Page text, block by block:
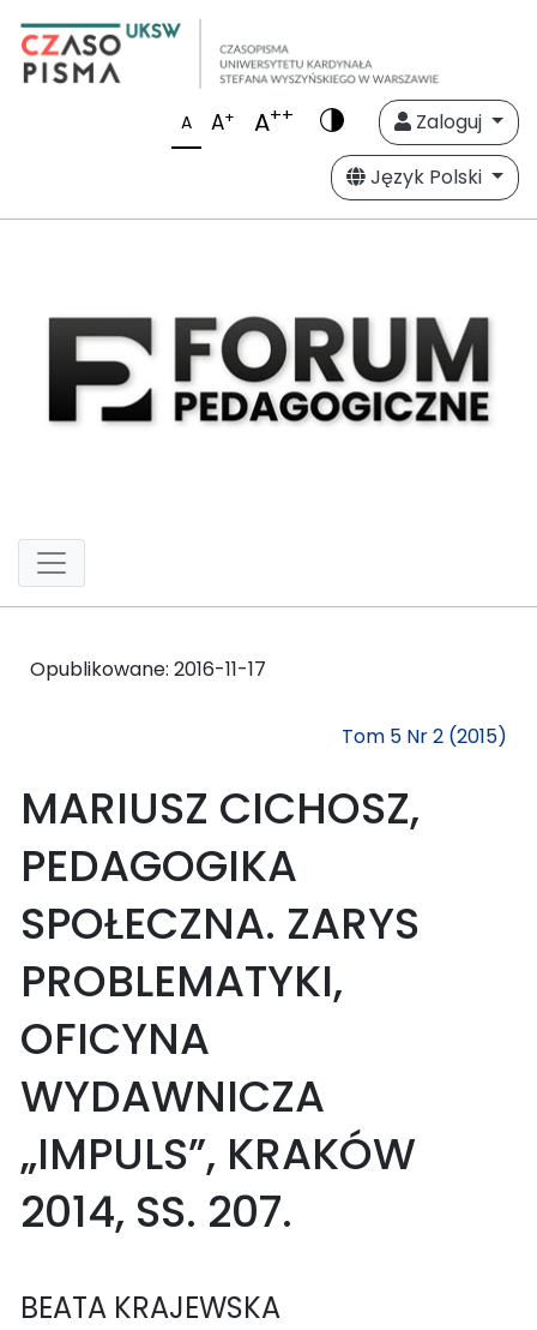
A A+ A++
Zaloguj
Język Polski
Opublikowane: 2016-11-17
Tom 5 Nr 2 (2015)
MARIUSZ CICHOSZ,
PEDAGOGIKA
SPOŁECZNA. ZARYS
PROBLEMATYKI,
OFICYNA
WYDAWNICZA
„IMPULS”, KRAKÓW
2014, SS. 207.
BEATA KRAJEWSKA